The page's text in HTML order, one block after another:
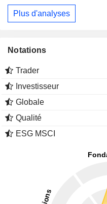
Plus d'analyses
Notations
Trader
Investisseur
Globale
Qualité
ESG MSCI